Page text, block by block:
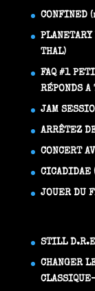
CONFINED
PLANETARY
THAL)
FAQ #1
RÉPONDS A
JAM
ARRÊTEZ
CONCERT
CICADIDAE
JOUER DU
STILL
CHANGER